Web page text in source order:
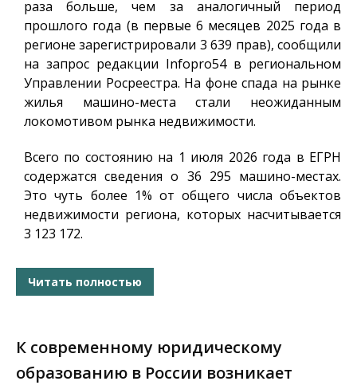
раза больше, чем за аналогичный период
прошлого года (в первые 6 месяцев 2025 года в
регионе зарегистрировали 3 639 прав), сообщили
на запрос редакции Infopro54в региональном
Управлении Росреестра. На фоне спада на рынке
жилья машино-места стали неожиданным
локомотивом рынка недвижимости.
Всего по состоянию на 1 июля 2026 года в ЕГРН
содержатся сведения о 36 295 машино-местах.
Это чуть более 1% от общего числа объектов
недвижимости региона, которых насчитывается
3 123 172.
Читать полностью
К современному юридическому
образованию в России возникает